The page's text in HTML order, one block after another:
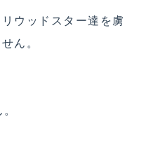
ウッドスター達を虜
ん。